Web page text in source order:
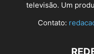
televisão. Um
Contato: